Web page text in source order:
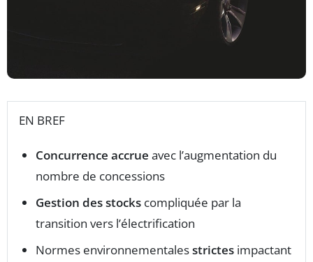
EN BREF
Concurrence accrue avec l’augmentation du
nombre de concessions
Gestion des stocks compliquée par la
transition vers l’électrification
Normes environnementalesstrictes impactant